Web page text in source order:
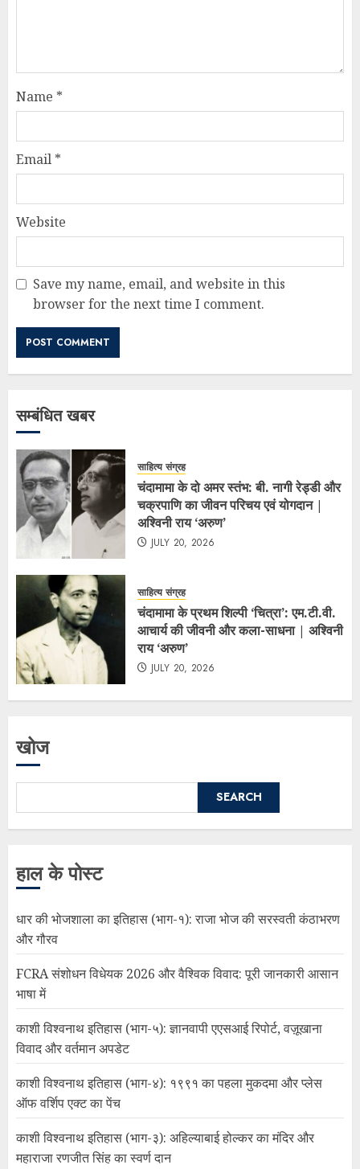
Name *
Email *
Website
Save my name, email, and website in this
browser for the next time I comment.
सम्बंधित खबर
साहित्य संग्रह
चंदामामा के दो अमर स्तंभ: बी. नागी रेड्डी और
चक्रपाणि का जीवन परिचय एवं योगदान |
अश्विनी राय ‘अरुण’
JULY 20, 2026
साहित्य संग्रह
चंदामामा के प्रथम शिल्पी ‘चित्रा’: एम.टी.वी.
आचार्य की जीवनी और कला-साधना | अश्विनी
राय ‘अरुण’
JULY 20, 2026
खोज
SEARCH
हाल के पोस्ट
धार की भोजशाला का इतिहास (भाग-१): राजा भोज की सरस्वती कंठाभरण
और गौरव
FCRA संशोधन विधेयक 2026 और वैश्विक विवाद: पूरी जानकारी आसान
भाषा में
काशी विश्वनाथ इतिहास (भाग-५): ज्ञानवापी एएसआई रिपोर्ट, वज़ूखाना
विवाद और वर्तमान अपडेट
काशी विश्वनाथ इतिहास (भाग-४): १९९१ का पहला मुकदमा और प्लेस
ऑफ वर्शिप एक्ट का पेंच
काशी विश्वनाथ इतिहास (भाग-३): अहिल्याबाई होल्कर का मंदिर और
महाराजा रणजीत सिंह का स्वर्ण दान